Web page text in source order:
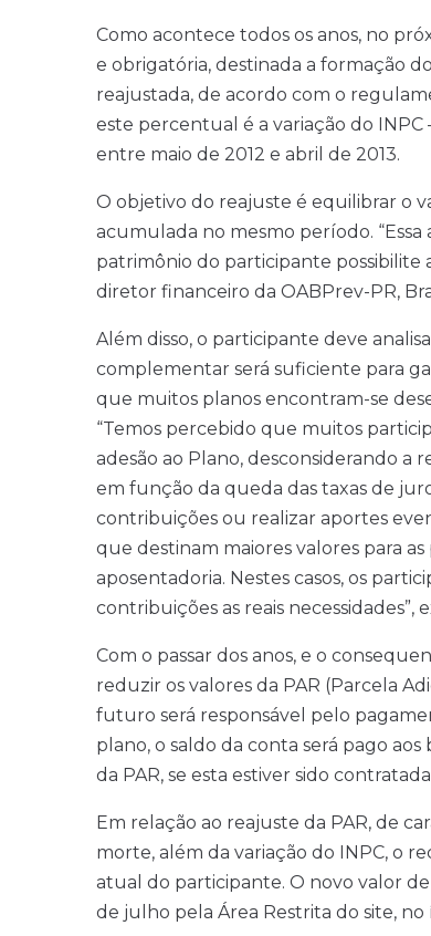
Como acontece todos os anos, no
e obrigatória, destinada a formação
reajustada, de acordo com o
este percentual é a variação do
entre maio de 2012 e abril de 2013.
O objetivo do reajuste é equilibrar o
acumulada no mesmo período.
patrimônio do participante possibilite
diretor financeiro da OABPrev-PR,
Além disso, o participante deve
complementar será suficiente para
que muitos planos encontram-se
“Temos percebido que muitos
adesão ao Plano, desconsiderando
em função da queda das taxas de
contribuições ou realizar aportes
que destinam maiores valores para
aposentadoria. Nestes casos, os
contribuições as reais necessidades”,
Com o passar dos anos, e o
reduzir os valores da PAR (Parcela
futuro será responsável pelo
plano, o saldo da conta será pago
da PAR, se esta estiver sido
Em relação ao reajuste da PAR, de
morte, além da variação do INPC, o
atual do participante. O novo valor
de julho pela Área Restrita do site,